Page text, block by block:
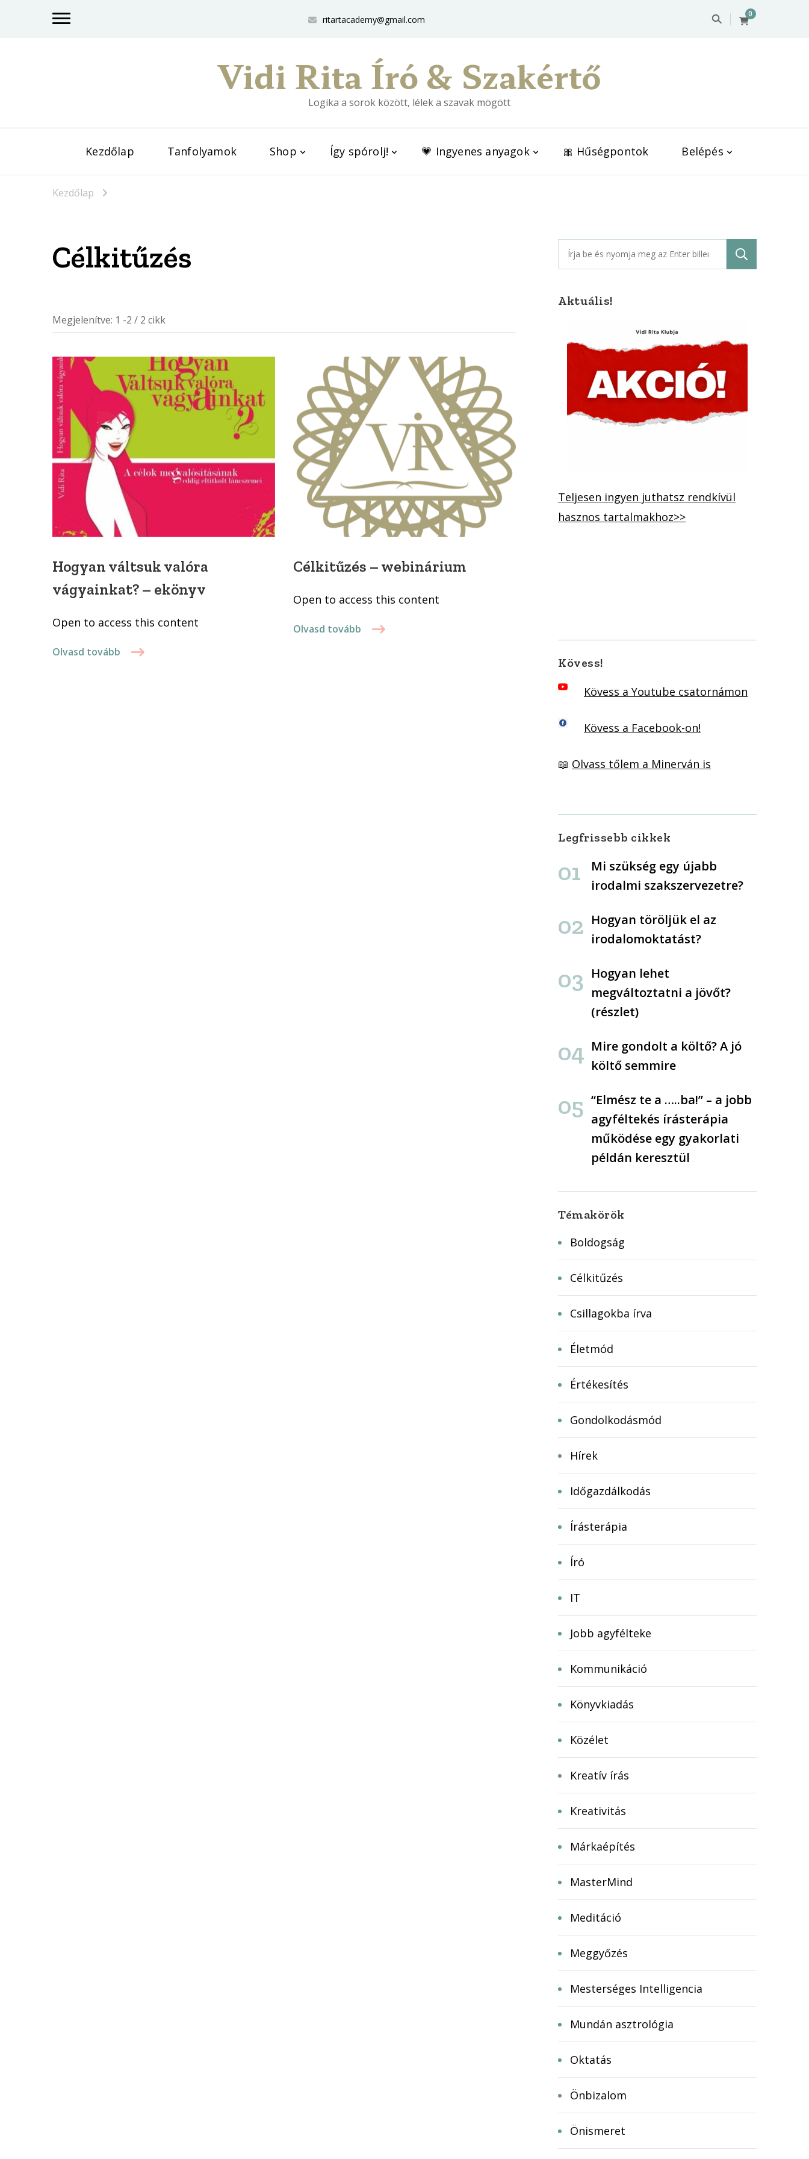
ritartacademy@gmail.com
0
Vidi Rita Író & Szakértő
Logika a sorok között, lélek a szavak mögött
Kezdőlap Tanfolyamok Shop Így spórolj! 💗 Ingyenes anyagok 🎀 Hűségpontok Belépés
Kezdőlap
Célkitűzés
Megjelenítve: 1 -2 / 2 cikk
Hogyan váltsuk valóra
vágyainkat? – ekönyv
Open to access this content
Olvasd tovább
Célkitűzés – webinárium
Open to access this content
Olvasd tovább
Keresés:
Aktuális!
Teljesen ingyen juthatsz rendkívül
hasznos tartalmakhoz>>
Kövess!
Kövess a Youtube csatornámon
Kövess a Facebook-on!
📖 Olvass tőlem a Minerván is
Legfrissebb cikkek
Mi szükség egy újabb
irodalmi szakszervezetre?
Hogyan töröljük el az
irodalomoktatást?
Hogyan lehet
megváltoztatni a jövőt?
(részlet)
Mire gondolt a költő? A jó
költő semmire
“Elmész te a …..ba!” – a jobb
agyféltekés írásterápia
működése egy gyakorlati
példán keresztül
Témakörök
Boldogság
Célkitűzés
Csillagokba írva
Életmód
Értékesítés
Gondolkodásmód
Hírek
Időgazdálkodás
Írásterápia
Író
IT
Jobb agyfélteke
Kommunikáció
Könyvkiadás
Közélet
Kreatív írás
Kreativitás
Márkaépítés
MasterMind
Meditáció
Meggyőzés
Mesterséges Intelligencia
Mundán asztrológia
Oktatás
Önbizalom
Önismeret